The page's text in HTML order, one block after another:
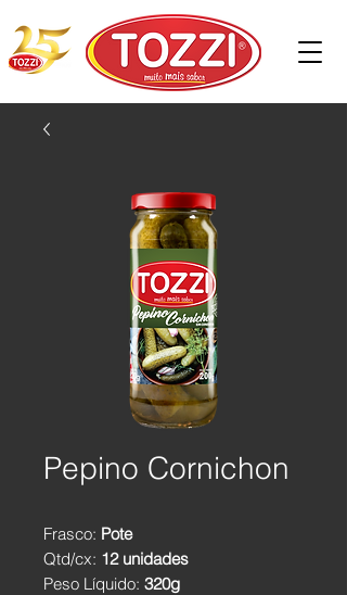
Pepino Cornichon
Frasco: Pote
Qtd/cx: 12 unidades
Peso Líquido: 320g